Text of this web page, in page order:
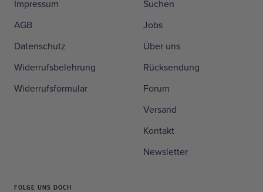
Impressum
AGB
Datenschutz
Widerrufsbelehrung
Widerrufsformular
Suchen
Jobs
Über uns
Rücksendung
Forum
Versand
Kontakt
Newsletter
FOLGE UNS DOCH